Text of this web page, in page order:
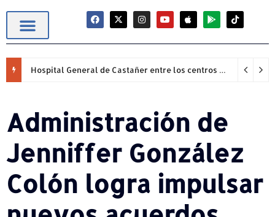
Hospital General de Castañer entre los centros de salud comunitarios con mejor desempeño clínico de Estados Unidos
Administración de
Jenniffer González
Colón logra impulsar